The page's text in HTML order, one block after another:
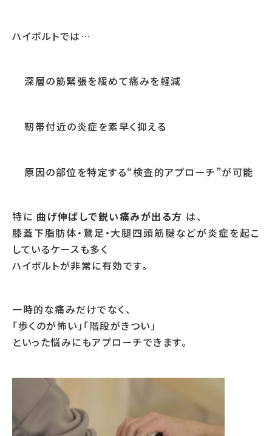
ハイボルトでは…
深層の筋緊張を緩めて痛みを軽減
靭帯付近の炎症を素早く抑える
原因の部位を特定する“検査的アプローチ”が可能
特に 曲げ伸ばしで鋭い痛みが出る方 は、
膝蓋下脂肪体・鵞足・大腿四頭筋腱などが炎症を起こ
しているケースも多く
ハイボルトが非常に有効です。
一時的な痛みだけでなく、
「歩くのが怖い」「階段がきつい」
といった悩みにもアプローチできます。